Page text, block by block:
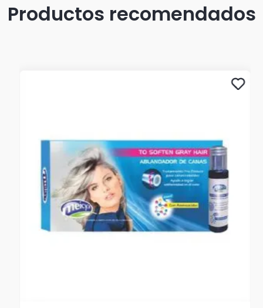
Productos recomendados